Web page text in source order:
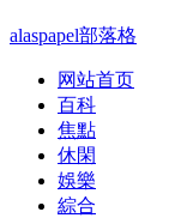
alaspapel部落格
网站首页
百科
焦點
休閑
娛樂
綜合